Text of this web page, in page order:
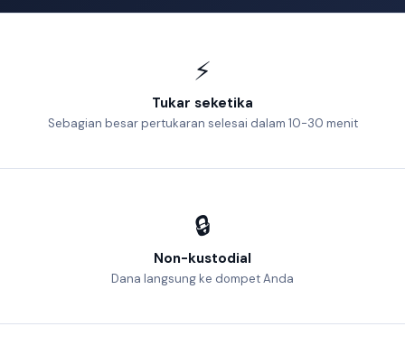
⚡
Tukar seketika
Sebagian besar pertukaran selesai dalam 10-30 menit
🔒
Non-kustodial
Dana langsung ke dompet Anda